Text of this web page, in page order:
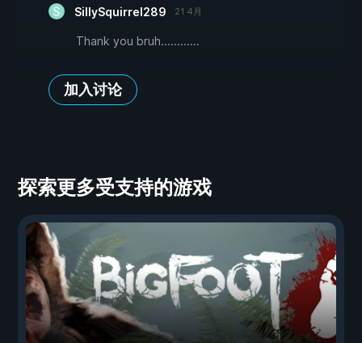
SillySquirrel289 21 4月
Thank you bruh............
加入讨论
探索更多受支持的游戏